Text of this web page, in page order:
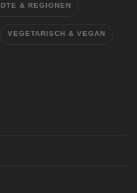
& REGIONEN
VEGETARISCH & VEGAN